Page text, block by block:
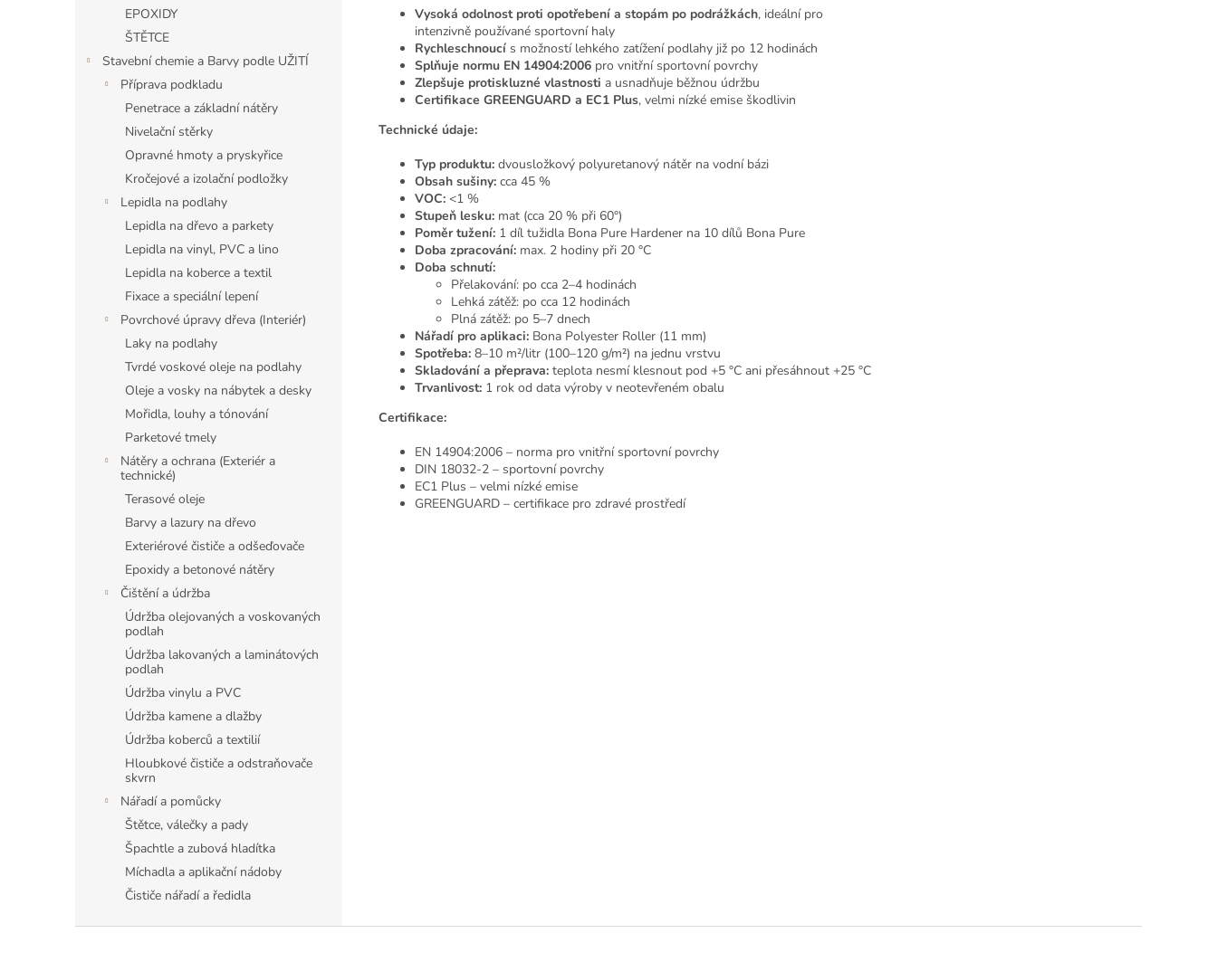
EPOXIDY
ŠTĚTCE
Stavební chemie a Barvy podle UŽITÍ
Příprava podkladu
Penetrace a základní nátěry
Nivelační stěrky
Opravné hmoty a pryskyřice
Kročejové a izolační podložky
Lepidla na podlahy
Lepidla na dřevo a parkety
Lepidla na vinyl, PVC a lino
Lepidla na koberce a textil
Fixace a speciální lepení
Povrchové úpravy dřeva (Interiér)
Laky na podlahy
Tvrdé voskové oleje na podlahy
Oleje a vosky na nábytek a desky
Mořidla, louhy a tónování
Parketové tmely
Nátěry a ochrana (Exteriér a
technické)
Terasové oleje
Barvy a lazury na dřevo
Exteriérové čističe a odšeďovače
Epoxidy a betonové nátěry
Čištění a údržba
Údržba olejovaných a voskovaných
podlah
Údržba lakovaných a laminátových
podlah
Údržba vinylu a PVC
Údržba kamene a dlažby
Údržba koberců a textilií
Hloubkové čističe a odstraňovače
skvrn
Nářadí a pomůcky
Štětce, válečky a pady
Špachtle a zubová hladítka
Míchadla a aplikační nádoby
Čističe nářadí a ředidla
Vysoká odolnost proti opotřebení a stopám po podrážkách, ideální pro
intenzivně používané sportovní haly
Rychleschnoucí s možností lehkého zatížení podlahy již po 12 hodinách
Splňuje normu EN 14904:2006 pro vnitřní sportovní povrchy
Zlepšuje protiskluzné vlastnosti a usnadňuje běžnou údržbu
Certifikace GREENGUARD a EC1 Plus, velmi nízké emise škodlivin
Technické údaje:
Typ produktu: dvousložkový polyuretanový nátěr na vodní bázi
Obsah sušiny: cca 45 %
VOC: <1 %
Stupeň lesku: mat (cca 20 % při 60°)
Poměr tužení: 1 díl tužidla Bona Pure Hardener na 10 dílů Bona Pure
Doba zpracování: max. 2 hodiny při 20 °C
Doba schnutí:
Přelakování: po cca 2–4 hodinách
Lehká zátěž: po cca 12 hodinách
Plná zátěž: po 5–7 dnech
Nářadí pro aplikaci: Bona Polyester Roller (11 mm)
Spotřeba: 8–10 m²/litr (100–120 g/m²) na jednu vrstvu
Skladování a přeprava: teplota nesmí klesnout pod +5 °C ani přesáhnout +25 °C
Trvanlivost: 1 rok od data výroby v neotevřeném obalu
Certifikace:
EN 14904:2006 – norma pro vnitřní sportovní povrchy
DIN 18032-2 – sportovní povrchy
EC1 Plus – velmi nízké emise
GREENGUARD – certifikace pro zdravé prostředí